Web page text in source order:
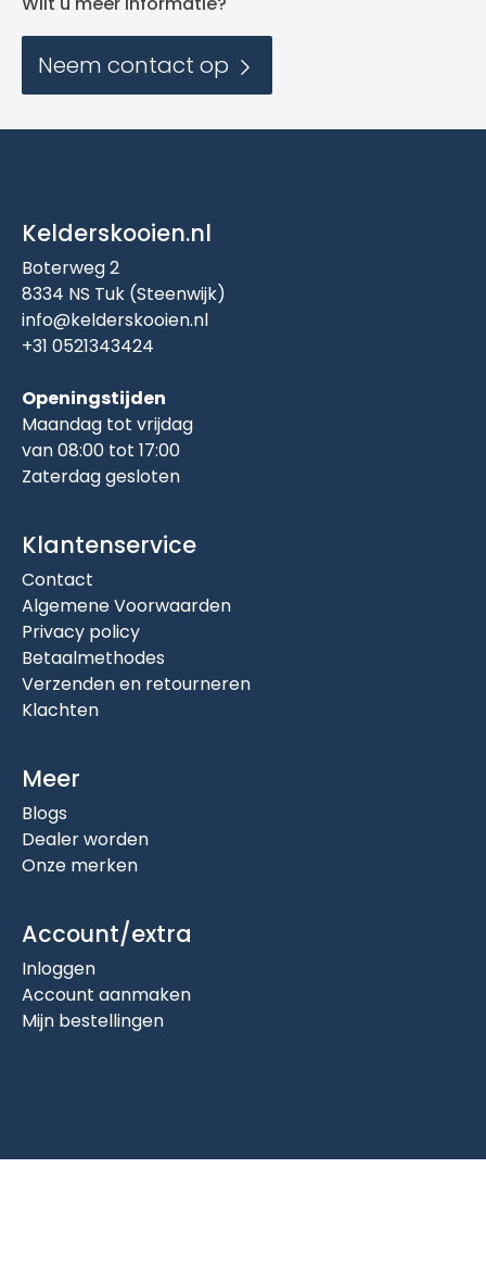
Neem contact op
Kelderskooien.nl
Boterweg 2
8334 NS Tuk (Steenwijk)
info@kelderskooien.nl
+31 0521343424
Openingstijden
Maandag tot vrijdag
van 08:00 tot 17:00
Zaterdag gesloten
Klantenservice
Contact
Algemene Voorwaarden
Privacy policy
Betaalmethodes
Verzenden en retourneren
Klachten
Meer
Blogs
Dealer worden
Onze merken
Account/extra
Inloggen
Account aanmaken
Mijn bestellingen